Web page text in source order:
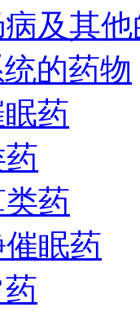
及其
的药物
药
药
眠药